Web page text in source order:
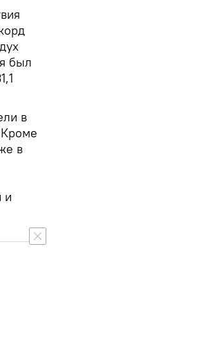
был
в
Кроме
в
и